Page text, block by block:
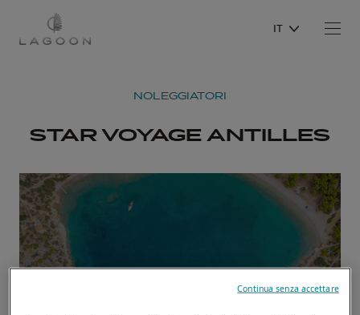
IT
NOLEGGIATORI
STAR VOYAGE ANTILLES
Continua senza accettare